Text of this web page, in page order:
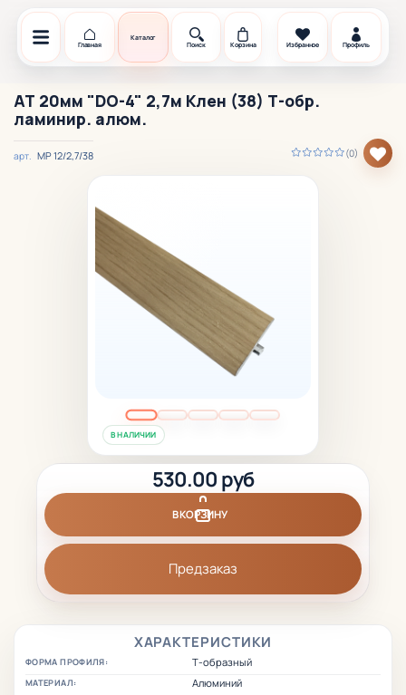
Главная
Каталог
Поиск
Корзина Избранное Профиль
АТ 20мм "DO-4" 2,7м Клен (38) Т-обр.
ламинир. алюм.
(0)
арт. МР 12/2,7/38
В НАЛИЧИИ
ХАРАКТЕРИСТИКИ
ФОРМА ПРОФИЛЯ: Т-образный
МАТЕРИАЛ: Алюминий
530.00 руб
В КОРЗИНУ
Предзаказ